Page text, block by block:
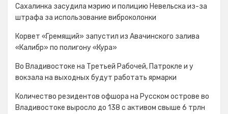
Сахалинка засудила мэрию и полицию Невельска из-за
штрафа за использование виброколонки
Корвет «Гремящий» запустил из Авачинского залива
«Калибр» по полигону «Кура»
Во Владивостоке на Третьей Рабочей, Патрокле и у
вокзала на выходных будут работать ярмарки
Количество резидентов офшора на Русском острове во
Владивостоке выросло до 138 с активом свыше 6 трлн